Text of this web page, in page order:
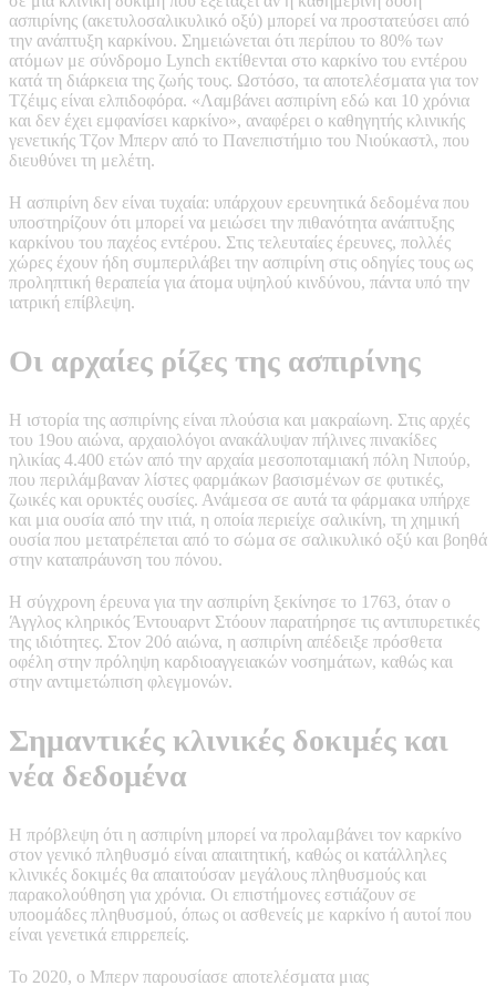
ασπιρίνης (ακετυλοσαλικυλικό οξύ) μπορεί να προστατεύσει από
την ανάπτυξη καρκίνου. Σημειώνεται ότι περίπου το 80% των
ατόμων με σύνδρομο Lynch εκτίθενται στο καρκίνο του εντέρου
κατά τη διάρκεια της ζωής τους. Ωστόσο, τα αποτελέσματα για τον
Τζέιμς είναι ελπιδοφόρα. «Λαμβάνει ασπιρίνη εδώ και 10 χρόνια
και δεν έχει εμφανίσει καρκίνο», αναφέρει ο καθηγητής κλινικής
γενετικής Τζον Μπερν από το Πανεπιστήμιο του Νιούκαστλ, που
διευθύνει τη μελέτη.
Η ασπιρίνη δεν είναι τυχαία: υπάρχουν ερευνητικά δεδομένα που
υποστηρίζουν ότι μπορεί να μειώσει την πιθανότητα ανάπτυξης
καρκίνου του παχέος εντέρου. Στις τελευταίες έρευνες, πολλές
χώρες έχουν ήδη συμπεριλάβει την ασπιρίνη στις οδηγίες τους ως
προληπτική θεραπεία για άτομα υψηλού κινδύνου, πάντα υπό την
ιατρική επίβλεψη.
Οι αρχαίες ρίζες της ασπιρίνης
Η ιστορία της ασπιρίνης είναι πλούσια και μακραίωνη. Στις αρχές
του 19ου αιώνα, αρχαιολόγοι ανακάλυψαν πήλινες πινακίδες
ηλικίας 4.400 ετών από την αρχαία μεσοποταμιακή πόλη Νιπούρ,
που περιλάμβαναν λίστες φαρμάκων βασισμένων σε φυτικές,
ζωικές και ορυκτές ουσίες. Ανάμεσα σε αυτά τα φάρμακα υπήρχε
και μια ουσία από την ιτιά, η οποία περιείχε σαλικίνη, τη χημική
ουσία που μετατρέπεται από το σώμα σε σαλικυλικό οξύ και βοηθά
στην καταπράυνση του πόνου.
Η σύγχρονη έρευνα για την ασπιρίνη ξεκίνησε το 1763, όταν ο
Άγγλος κληρικός Έντουαρντ Στόουν παρατήρησε τις αντιπυρετικές
της ιδιότητες. Στον 20ό αιώνα, η ασπιρίνη απέδειξε πρόσθετα
οφέλη στην πρόληψη καρδιοαγγειακών νοσημάτων, καθώς και
στην αντιμετώπιση φλεγμονών.
Σημαντικές κλινικές δοκιμές και
νέα δεδομένα
Η πρόβλεψη ότι η ασπιρίνη μπορεί να προλαμβάνει τον καρκίνο
στον γενικό πληθυσμό είναι απαιτητική, καθώς οι κατάλληλες
κλινικές δοκιμές θα απαιτούσαν μεγάλους πληθυσμούς και
παρακολούθηση για χρόνια. Οι επιστήμονες εστιάζουν σε
υποομάδες πληθυσμού, όπως οι ασθενείς με καρκίνο ή αυτοί που
είναι γενετικά επιρρεπείς.
Το 2020, ο Μπερν παρουσίασε αποτελέσματα μιας